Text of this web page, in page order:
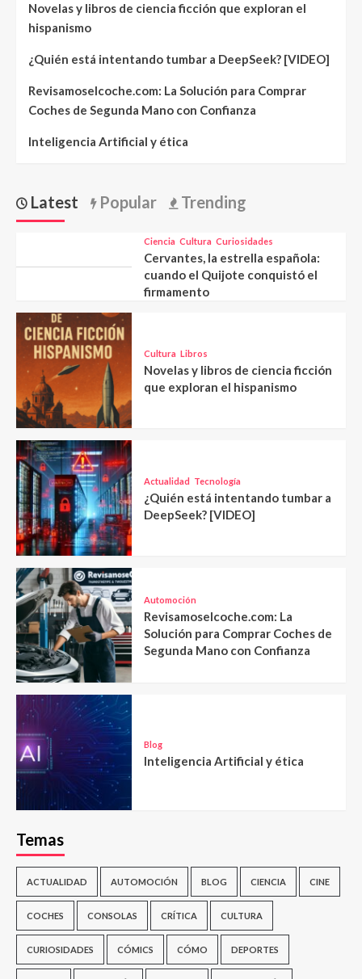
Novelas y libros de ciencia ficción que exploran el
hispanismo
¿Quién está intentando tumbar a DeepSeek? [VIDEO]
Revisamoselcoche.com: La Solución para Comprar
Coches de Segunda Mano con Confianza
Inteligencia Artificial y ética
Latest Popular Trending
Ciencia Cultura Curiosidades
Cervantes, la estrella española:
cuando el Quijote conquistó el
firmamento
Cultura Libros
Novelas y libros de ciencia ficción
que exploran el hispanismo
Actualidad Tecnología
¿Quién está intentando tumbar a
DeepSeek? [VIDEO]
Automoción
Revisamoselcoche.com: La
Solución para Comprar Coches de
Segunda Mano con Confianza
Blog
Inteligencia Artificial y ética
Temas
ACTUALIDAD AUTOMOCIÓN BLOG CIENCIA CINE
COCHES CONSOLAS CRÍTICA CULTURA
CURIOSIDADES CÓMICS CÓMO DEPORTES